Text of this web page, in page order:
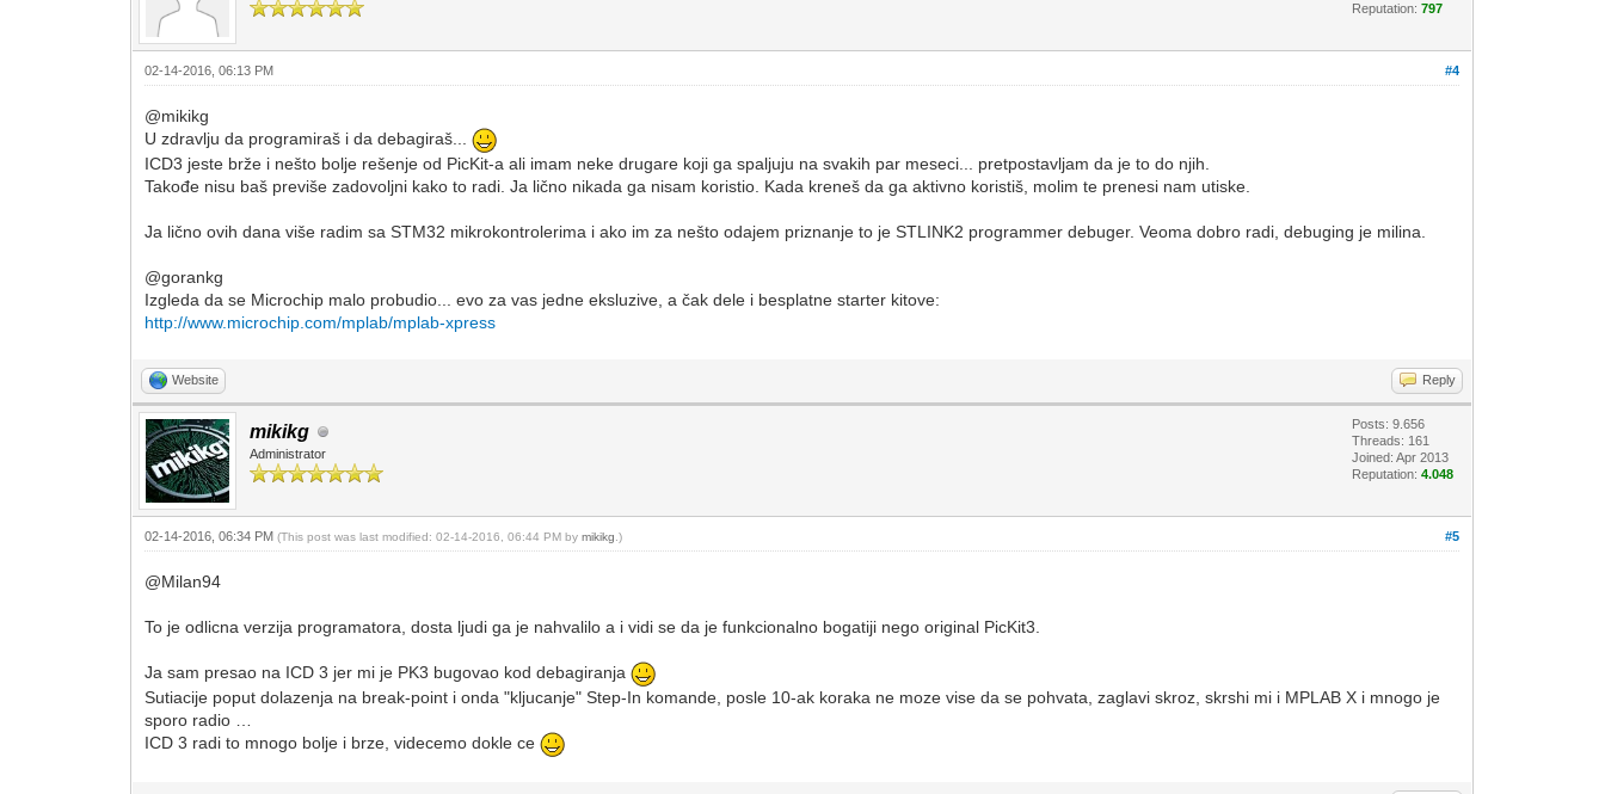
Reputation:797
#4
02-14-2016, 06:13 PM
@mikikg
U zdravlju da programiraš i da debagiraš...
ICD3 jeste brže i nešto bolje rešenje od PicKit-a ali imam neke drugare koji ga spaljuju na svakih par meseci... pretpostavljam da je to do njih.
Takođe nisu baš previše zadovoljni kako to radi. Ja lično nikada ga nisam koristio. Kada kreneš da ga aktivno koristiš, molim te prenesi nam utiske.
Ja lično ovih dana više radim sa STM32 mikrokontrolerima i ako im za nešto odajem priznanje to je STLINK2 programmer debuger. Veoma dobro radi, debuging je milina.
@gorankg
Izgleda da se Microchip malo probudio... evo za vas jedne eksluzive, a čak dele i besplatne starter kitove:
http://www.microchip.com/mplab/mplab-xpress
Website Reply
mikikg
Administrator
Posts: 9.656
Threads: 161
Joined: Apr 2013
Reputation:4.048
#5
02-14-2016, 06:34 PM(This post was last modified: 02-14-2016, 06:44 PM bymikikg .)
@Milan94
To je odlicna verzija programatora, dosta ljudi ga je nahvalilo a i vidi se da je funkcionalno bogatiji nego original PicKit3.
Ja sam presao na ICD 3 jer mi je PK3 bugovao kod debagiranja
Sutiacije poput dolazenja na break-point i onda "kljucanje" Step-In komande, posle 10-ak koraka ne moze vise da se pohvata, zaglavi skroz, skrshi mi i MPLAB X i mnogo je
sporo radio …
ICD 3 radi to mnogo bolje i brze, videcemo dokle ce